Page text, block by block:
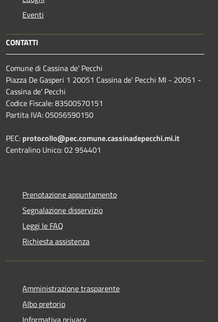
Eventi
CONTATTI
Comune di Cassina de' Pecchi
Piazza De Gasperi 1 20051 Cassina de' Pecchi MI - 20051 -
Cassina de' Pecchi
Codice Fiscale: 83500570151
Partita IVA: 05056590150
PEC: protocollo@pec.comune.cassinadepecchi.mi.it
Centralino Unico: 02 954401
Prenotazione appuntamento
Segnalazione disservizio
Leggi le FAQ
Richiesta assistenza
Amministrazione trasparente
Albo pretorio
Informativa privacy